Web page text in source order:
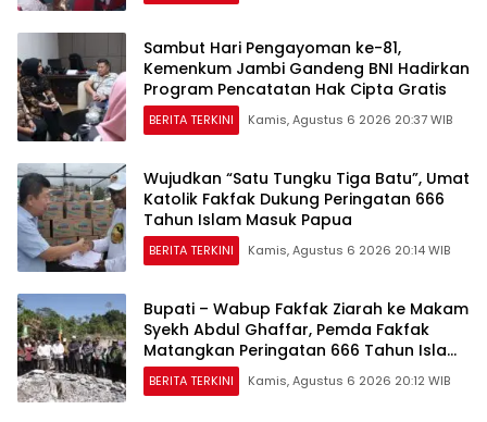
Sambut Hari Pengayoman ke-81,
Kemenkum Jambi Gandeng BNI Hadirkan
Program Pencatatan Hak Cipta Gratis
BERITA TERKINI Kamis, Agustus 6 2026 20:37 WIB
Wujudkan “Satu Tungku Tiga Batu”, Umat
Katolik Fakfak Dukung Peringatan 666
Tahun Islam Masuk Papua
BERITA TERKINI Kamis, Agustus 6 2026 20:14 WIB
Bupati – Wabup Fakfak Ziarah ke Makam
Syekh Abdul Ghaffar, Pemda Fakfak
Matangkan Peringatan 666 Tahun Islam
Masuk Tanah Papua
BERITA TERKINI Kamis, Agustus 6 2026 20:12 WIB